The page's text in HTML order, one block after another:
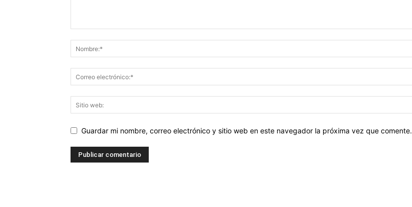
Guardar mi nombre, correo electrónico y sitio web en este navegador la próxima vez que comente.